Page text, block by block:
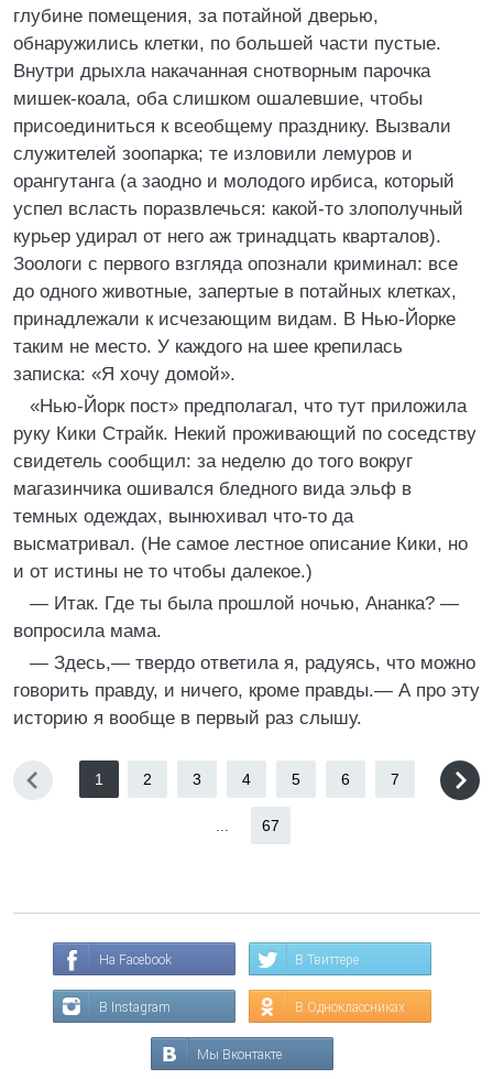
глубине помещения, за потайной дверью,
обнаружились клетки, по большей части пустые.
Внутри дрыхла накачанная снотворным парочка
мишек-коала, оба слишком ошалевшие, чтобы
присоединиться к всеобщему празднику. Вызвали
служителей зоопарка; те изловили лемуров и
орангутанга (а заодно и молодого ирбиса, который
успел всласть поразвлечься: какой-то злополучный
курьер удирал от него аж тринадцать кварталов).
Зоологи с первого взгляда опознали криминал: все
до одного животные, запертые в потайных клетках,
принадлежали к исчезающим видам. В Нью-Йорке
таким не место. У каждого на шее крепилась
записка: «Я хочу домой».
«Нью-Йорк пост» предполагал, что тут приложила
руку Кики Страйк. Некий проживающий по соседству
свидетель сообщил: за неделю до того вокруг
магазинчика ошивался бледного вида эльф в
темных одеждах, вынюхивал что-то да
высматривал. (Не самое лестное описание Кики, но
и от истины не то чтобы далекое.)
— Итак. Где ты была прошлой ночью, Ананка? —
вопросила мама.
— Здесь,— твердо ответила я, радуясь, что можно
говорить правду, и ничего, кроме правды.— А про эту
историю я вообще в первый раз слышу.
1 2 3 4 5 6 7
67
На Facebook В Твиттере
В Instagram В Одноклассниках
Мы Вконтакте